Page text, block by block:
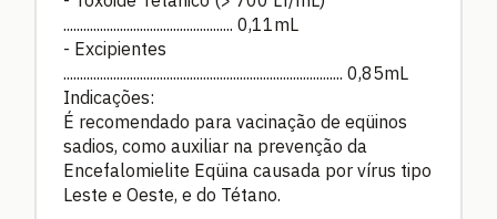
................................................... 0,11mL
- Excipientes
.................................................................................... 0,85mL
Indicações:
É recomendado para vacinação de eqüinos
sadios, como auxiliar na prevenção da
Encefalomielite Eqüina causada por vírus tipo
Leste e Oeste, e do Tétano.